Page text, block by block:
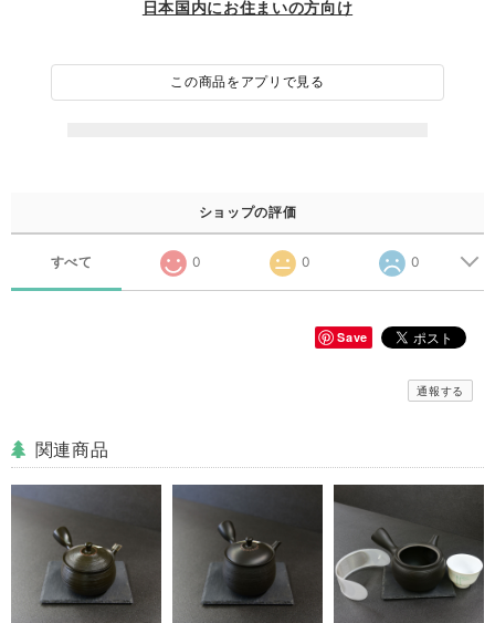
日本国内にお住まいの方向け
この商品をアプリで見る
ショップの評価
すべて 0 0 0
Save
通報する
関連商品